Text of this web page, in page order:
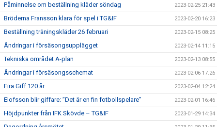
Påminnelse om beställning kläder söndag 2023-02-25 21:43
Bröderna Fransson klara för spel i TG&IF 2023-02-20 16:23
Beställning träningskläder 26 februari 2023-02-15 08:25
Ändringar i försäsongsupplägget 2023-02-14 11:15
Tekniska området A-plan 2023-02-13 08:55
Ändringar i försäsongsschemat 2023-02-06 17:26
Fira Giff 120 år 2023-02-04 12:24
Elofsson blir giffare: ”Det är en fin fotbollspelare” 2023-02-01 16:46
Höjdpunkter från IFK Skövde – TG&IF 2023-01-29 14:34